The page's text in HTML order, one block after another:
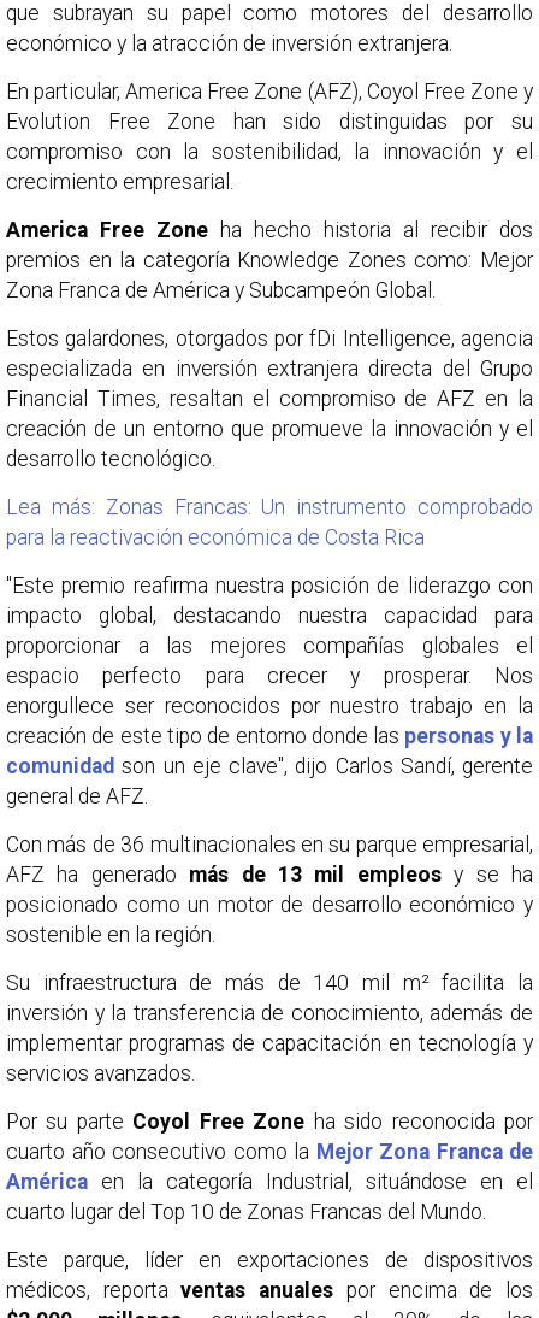
que subrayan su papel como motores del desarrollo
económico y la atracción de inversión extranjera.
En particular, America Free Zone (AFZ), Coyol Free Zone y
Evolution Free Zone han sido distinguidas por su
compromiso con la sostenibilidad, la innovación y el
crecimiento empresarial.
America Free Zone ha hecho historia al recibir dos
premios en la categoría Knowledge Zones como: Mejor
Zona Franca de América y Subcampeón Global.
Estos galardones, otorgados por fDi Intelligence, agencia
especializada en inversión extranjera directa del Grupo
Financial Times, resaltan el compromiso de AFZ en la
creación de un entorno que promueve la innovación y el
desarrollo tecnológico.
Lea más: Zonas Francas: Un instrumento comprobado
para la reactivación económica de Costa Rica
"Este premio reafirma nuestra posición de liderazgo con
impacto global, destacando nuestra capacidad para
proporcionar a las mejores compañías globales el
espacio perfecto para crecer y prosperar. Nos
enorgullece ser reconocidos por nuestro trabajo en la
creación de este tipo de entorno donde las personas y la
comunidad son un eje clave", dijo Carlos Sandí, gerente
general de AFZ.
Con más de 36 multinacionales en su parque empresarial,
AFZ ha generado más de 13 mil empleosy se ha
posicionado como un motor de desarrollo económico y
sostenible en la región.
Su infraestructura de más de 140 mil m² facilita la
inversión y la transferencia de conocimiento, además de
implementar programas de capacitación en tecnología y
servicios avanzados.
Por su parte Coyol Free Zone ha sido reconocida por
cuarto año consecutivo como la Mejor Zona Franca de
América en la categoría Industrial, situándose en el
cuarto lugar del Top 10 de Zonas Francas del Mundo.
Este parque, líder en exportaciones de dispositivos
médicos, reportaventas anuales por encima de los